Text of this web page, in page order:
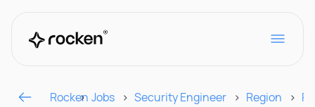
Rocken Jobs Security Engineer Region